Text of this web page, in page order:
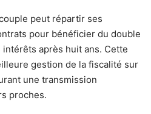
peut répartir ses
pour bénéficier du double
après huit ans. Cette
gestion de la fiscalité sur
une transmission
proches.